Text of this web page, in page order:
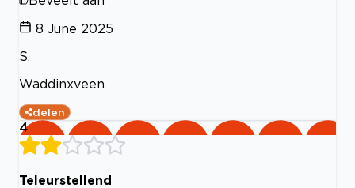
8 June 2025
S.
Waddinxveen
delen
4
Teleurstellend